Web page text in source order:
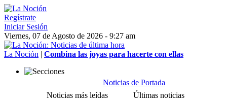
Regístrate
Iniciar Sesión
Viernes, 07 de Agosto de 2026 - 9:27 am
La Noción | Combina las joyas para hacerte con ellas
Noticias de Portada
Noticias más leídas
Últimas noticias